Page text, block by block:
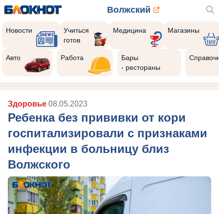
Волжский
Новости
Учиться
готов
Медицина Магазины
Авто Работа
Бары
- рестораны
Здоровье 08.05.2023
Ребенка без прививки от кори
госпитализировали с признаками
инфекции в больницу близ
Волжского